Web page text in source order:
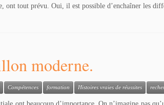
ont tout prévu. Oui, il est possible d’enchaîner les
moderne.
Compétences formation Histoires vraies de réussites